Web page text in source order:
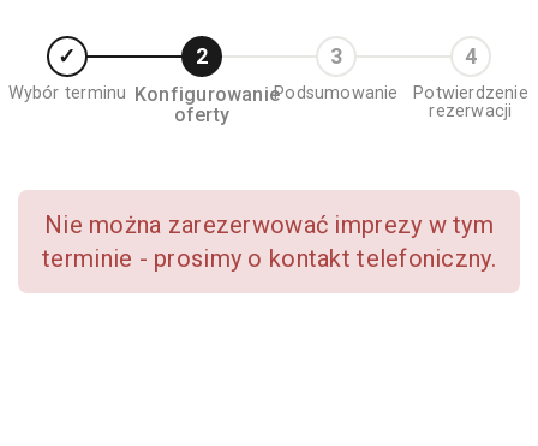
Wybór terminu Konfigurowanie
oferty
Podsumowanie
Potwierdzenie
rezerwacji
Nie można zarezerwować imprezy w tym
terminie - prosimy o kontakt telefoniczny.